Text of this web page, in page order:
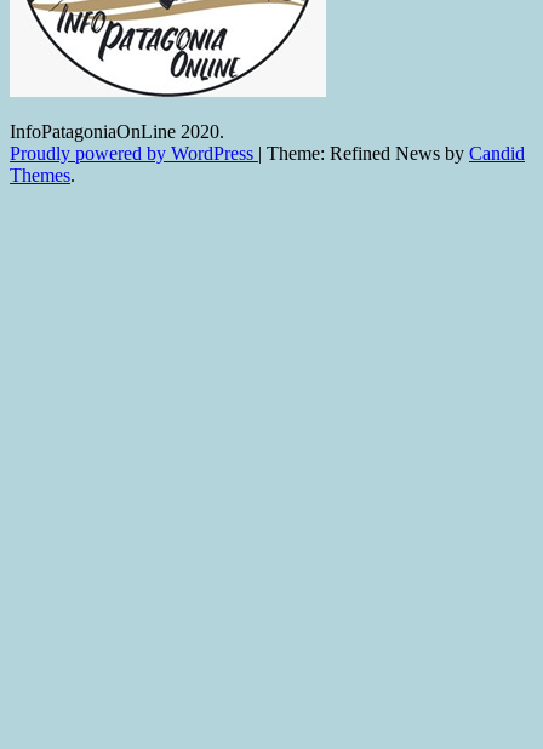
InfoPatagoniaOnLine 2020.
Proudly powered by WordPress | Theme: Refined News by Candid
Themes.